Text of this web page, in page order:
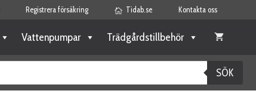
Registrera försäkring Tidab.se Kontakta oss
Vattenpumpar Trädgårdstillbehör
SÖK